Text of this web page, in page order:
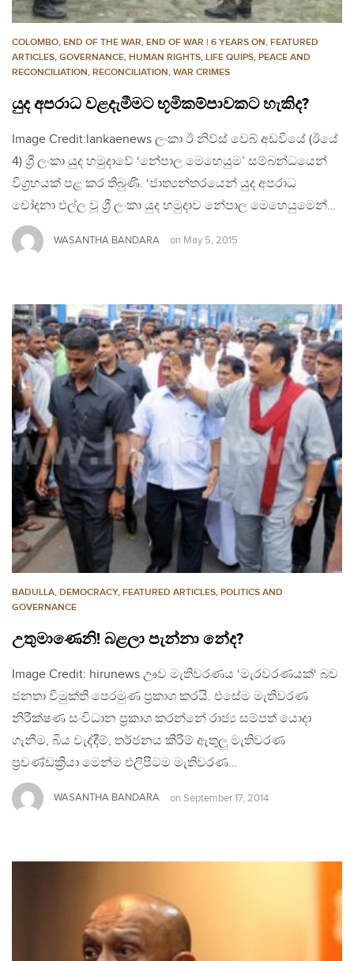
COLOMBO, END OF THE WAR, END OF WAR | 6 YEARS ON, FEATURED
ARTICLES, GOVERNANCE, HUMAN RIGHTS, LIFE QUIPS, PEACE AND
RECONCILIATION, RECONCILIATION, WAR CRIMES
යුද අපරාධ වළදැමීමට භූමිකම්පාවකට හැකිද?
Image Credit:lankaenews ලංකා ඊ නිව්ස් වෙබ් අඩවියේ (ඊයේ
4) ශ්‍රී ලංකා යුද හමුදාවේ ‘නේපාල මෙහෙයුම’ සම්බන්ධයෙන්
විග්‍රහයක් පළ කර තිබුණි. ‘ජාත්‍යන්තරයෙන් යුද අපරාධ
චෝදනා එල්ල වූ ශ්‍රී ලංකා යුද හමුදාව නේපාල මෙහෙයුමෙන්…
WASANTHA BANDARA on May 5, 2015
BADULLA, DEMOCRACY, FEATURED ARTICLES, POLITICS AND
GOVERNANCE
උතුමාණෙනි! බළලා පැන්නා නේද?
Image Credit: hirunews ඌව මැතිවරණය ‘මැරවරණයක්‘ බව
ජනතා විමුක්ති පෙරමුණ ප්‍රකාශ කරයි. එසේම මැතිවරණ
නිරීක්ෂණ සංවිධාන ප්‍රකාශ කරන්නේ රාජ්‍ය සම්පත් යොදා
ගැනීම, බිය වැද්දීම්, තර්ජනය කිරීම් ඇතුලු මැතිවරණ
ප්‍රචණ්ඩක්‍රියා මෙන්ම එලිපිටම මැතිවරණ…
WASANTHA BANDARA on September 17, 2014